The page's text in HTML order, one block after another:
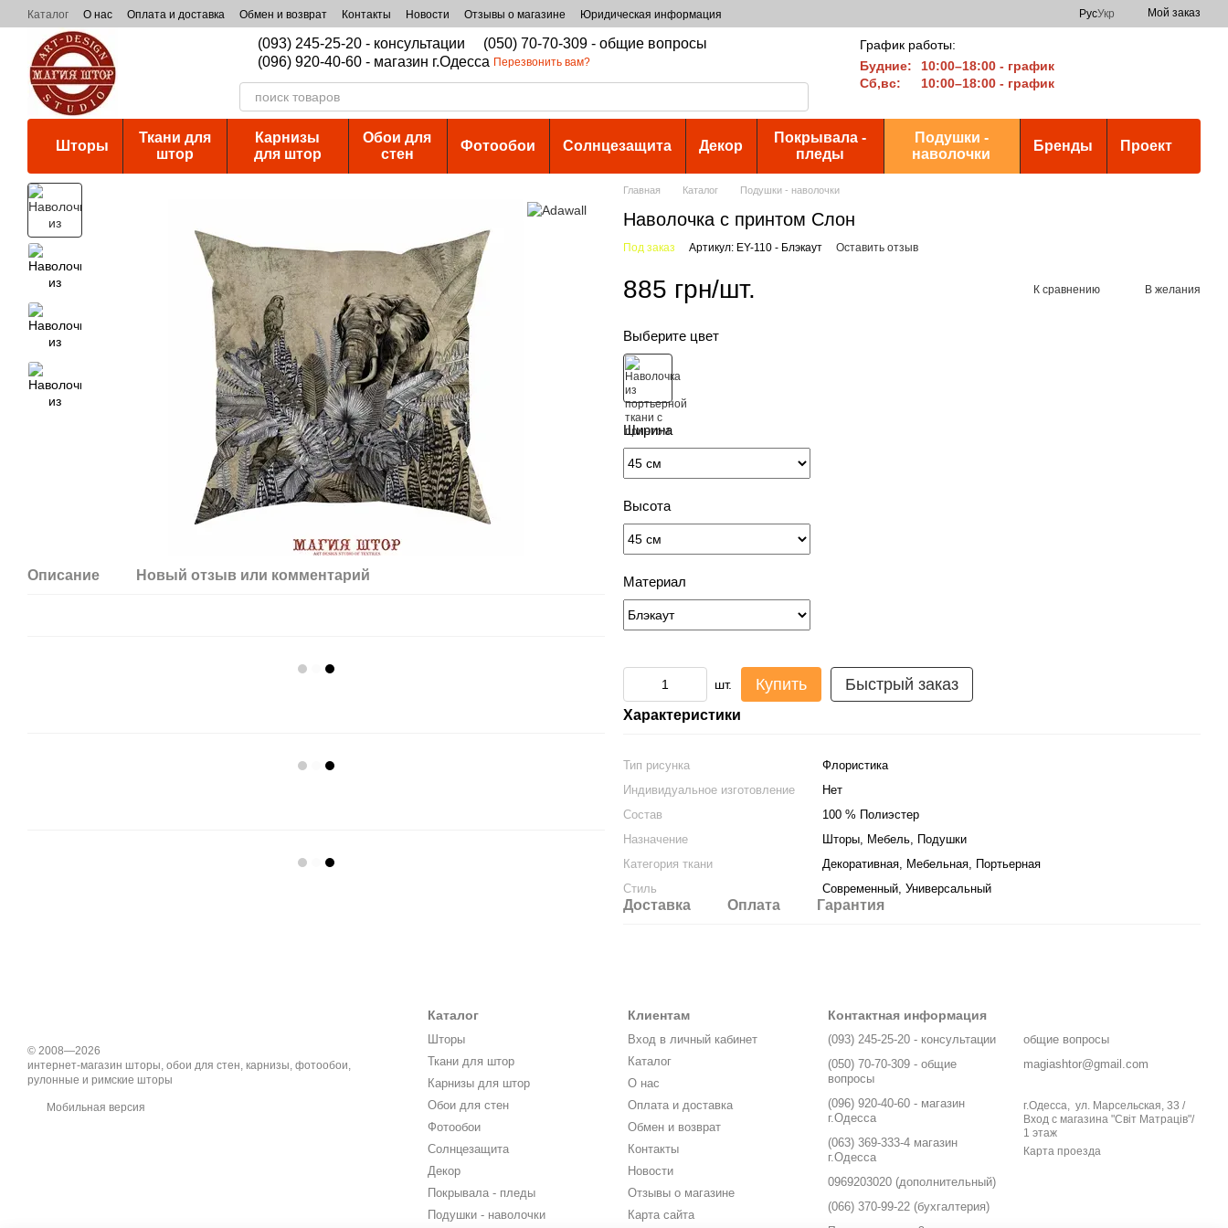
Перейти к основному контенту
Каталог О нас Оплата и доставка Обмен и возврат Контакты Новости Отзывы о магазине Юридическая информация РусУкр Мой заказ
(093) 245-25-20 - консультации
(050) 70-70-309 - общие вопросы
(096) 920-40-60 - магазин г.Одесса Перезвонить вам?
График работы:
Будние:
10:00–18:00 - график
Сб,вс:
10:00–18:00 - график
Шторы
Ткани для
штор
Карнизы
для штор
Обои для
стен
Фотообои Солнцезащита Декор
Покрывала -
пледы
Подушки -
наволочки
Бренды Проект
Описание Новый отзыв или комментарий
Главная Каталог Подушки - наволочки
Наволочка с принтом Слон
Под заказ Артикул: EY-110 - Блэкаут Оставить отзыв
885 грн/шт. К сравнению В желания
Выберите цвет
Ширина
Высота
Материал
шт. Купить Быстрый заказ
Характеристики
Тип рисунка
Флористика
Индивидуальное изготовление
Нет
Состав
100 % Полиэстер
Назначение
Шторы, Мебель, Подушки
Категория ткани
Декоративная, Мебельная, Портьерная
Стиль
Современный, Универсальный
Доставка Оплата Гарантия
© 2008—2026
интернет-магазин шторы, обои для стен, карнизы, фотообои,
рулонные и римские шторы
Мобильная версия
Каталог
Шторы
Ткани для штор
Карнизы для штор
Обои для стен
Фотообои
Солнцезащита
Декор
Покрывала - пледы
Подушки - наволочки
Клиентам
Вход в личный кабинет
Каталог
О нас
Оплата и доставка
Обмен и возврат
Контакты
Новости
Отзывы о магазине
Карта сайта
Контактная информация
(093) 245-25-20 - консультации
(050) 70-70-309 - общие
вопросы
(096) 920-40-60 - магазин
г.Одесса
(063) 369-333-4 магазин
г.Одесса
0969203020 (дополнительный)
(066) 370-99-22 (бухгалтерия)
общие вопросы
magiashtor@gmail.com
г.Одесса, ул. Марсельская, 33 /
Вход с магазина "Світ Матраців"/
1 этаж
Карта проезда